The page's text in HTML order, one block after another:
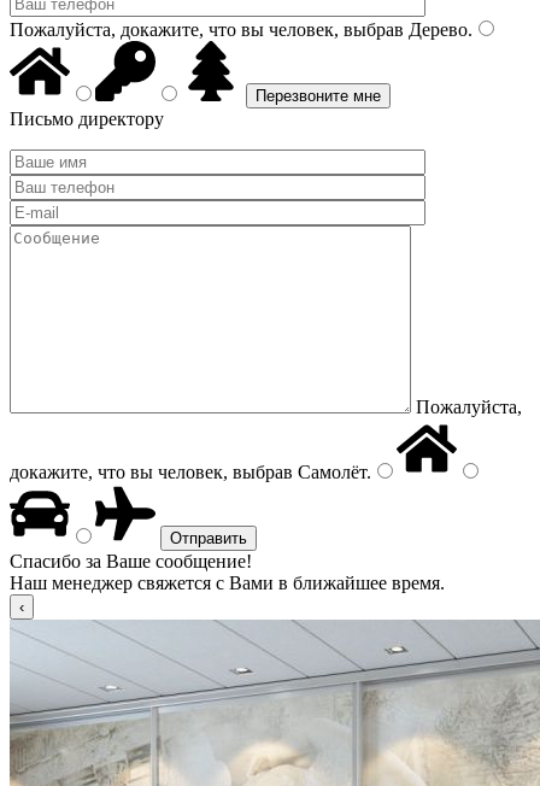
Пожалуйста, докажите, что вы человек, выбрав Дерево.
Письмо директору
Пожалуйста,
докажите, что вы человек, выбрав Самолёт.
Спасибо за Ваше сообщение!
Наш менеджер свяжется с Вами в ближайшее время.